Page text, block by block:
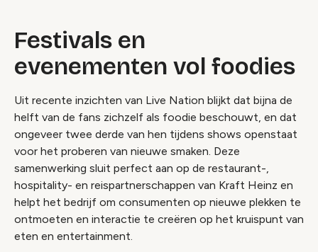
Festivals en
evenementen vol foodies
Uit recente inzichten van Live Nation blijkt dat bijna de
helft van de fans zichzelf als foodie beschouwt, en dat
ongeveer twee derde van hen tijdens shows openstaat
voor het proberen van nieuwe smaken. Deze
samenwerking sluit perfect aan op de restaurant-,
hospitality- en reispartnerschappen van Kraft Heinz en
helpt het bedrijf om consumenten op nieuwe plekken te
ontmoeten en interactie te creëren op het kruispunt van
eten en entertainment.